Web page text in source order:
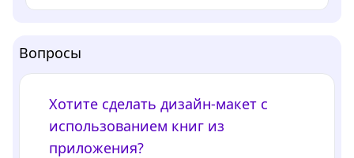
Вопросы
Хотите сделать дизайн-макет с
использованием книг из
приложения?